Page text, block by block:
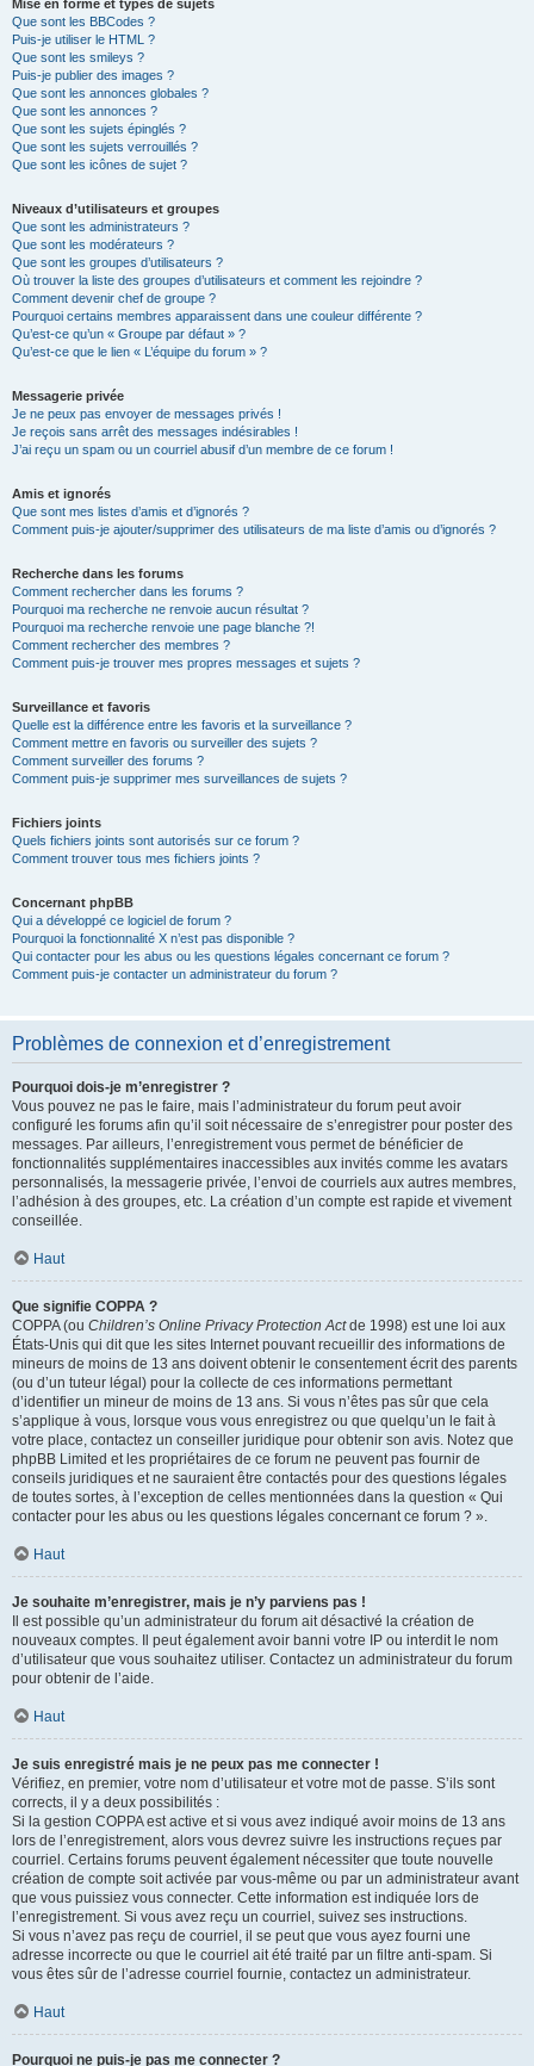
Mise en forme et types de sujets
Que sont les BBCodes ?
Puis-je utiliser le HTML ?
Que sont les smileys ?
Puis-je publier des images ?
Que sont les annonces globales ?
Que sont les annonces ?
Que sont les sujets épinglés ?
Que sont les sujets verrouillés ?
Que sont les icônes de sujet ?
Niveaux d’utilisateurs et groupes
Que sont les administrateurs ?
Que sont les modérateurs ?
Que sont les groupes d’utilisateurs ?
Où trouver la liste des groupes d’utilisateurs et comment les rejoindre ?
Comment devenir chef de groupe ?
Pourquoi certains membres apparaissent dans une couleur différente ?
Qu’est-ce qu’un « Groupe par défaut » ?
Qu’est-ce que le lien « L’équipe du forum » ?
Messagerie privée
Je ne peux pas envoyer de messages privés !
Je reçois sans arrêt des messages indésirables !
J’ai reçu un spam ou un courriel abusif d’un membre de ce forum !
Amis et ignorés
Que sont mes listes d’amis et d’ignorés ?
Comment puis-je ajouter/supprimer des utilisateurs de ma liste d’amis ou d’ignorés ?
Recherche dans les forums
Comment rechercher dans les forums ?
Pourquoi ma recherche ne renvoie aucun résultat ?
Pourquoi ma recherche renvoie une page blanche ?!
Comment rechercher des membres ?
Comment puis-je trouver mes propres messages et sujets ?
Surveillance et favoris
Quelle est la différence entre les favoris et la surveillance ?
Comment mettre en favoris ou surveiller des sujets ?
Comment surveiller des forums ?
Comment puis-je supprimer mes surveillances de sujets ?
Fichiers joints
Quels fichiers joints sont autorisés sur ce forum ?
Comment trouver tous mes fichiers joints ?
Concernant phpBB
Qui a développé ce logiciel de forum ?
Pourquoi la fonctionnalité X n’est pas disponible ?
Qui contacter pour les abus ou les questions légales concernant ce forum ?
Comment puis-je contacter un administrateur du forum ?
Problèmes de connexion et d’enregistrement
Pourquoi dois-je m’enregistrer ?
Vous pouvez ne pas le faire, mais l’administrateur du forum peut avoir
configuré les forums afin qu’il soit nécessaire de s’enregistrer pour poster des
messages. Par ailleurs, l’enregistrement vous permet de bénéficier de
fonctionnalités supplémentaires inaccessibles aux invités comme les avatars
personnalisés, la messagerie privée, l’envoi de courriels aux autres membres,
l’adhésion à des groupes, etc. La création d’un compte est rapide et vivement
conseillée.
Haut
Que signifie COPPA ?
COPPA (ou Children’s Online Privacy Protection Actde 1998) est une loi aux
États-Unis qui dit que les sites Internet pouvant recueillir des informations de
mineurs de moins de 13 ans doivent obtenir le consentement écrit des parents
(ou d’un tuteur légal) pour la collecte de ces informations permettant
d’identifier un mineur de moins de 13 ans. Si vous n’êtes pas sûr que cela
s’applique à vous, lorsque vous vous enregistrez ou que quelqu’un le fait à
votre place, contactez un conseiller juridique pour obtenir son avis. Notez que
phpBB Limited et les propriétaires de ce forum ne peuvent pas fournir de
conseils juridiques et ne sauraient être contactés pour des questions légales
de toutes sortes, à l’exception de celles mentionnées dans la question « Qui
contacter pour les abus ou les questions légales concernant ce forum ? ».
Haut
Je souhaite m’enregistrer, mais je n’y parviens pas !
Il est possible qu’un administrateur du forum ait désactivé la création de
nouveaux comptes. Il peut également avoir banni votre IP ou interdit le nom
d’utilisateur que vous souhaitez utiliser. Contactez un administrateur du forum
pour obtenir de l’aide.
Haut
Je suis enregistré mais je ne peux pas me connecter !
Vérifiez, en premier, votre nom d’utilisateur et votre mot de passe. S’ils sont
corrects, il y a deux possibilités :
Si la gestion COPPA est active et si vous avez indiqué avoir moins de 13 ans
lors de l’enregistrement, alors vous devrez suivre les instructions reçues par
courriel. Certains forums peuvent également nécessiter que toute nouvelle
création de compte soit activée par vous-même ou par un administrateur avant
que vous puissiez vous connecter. Cette information est indiquée lors de
l’enregistrement. Si vous avez reçu un courriel, suivez ses instructions.
Si vous n’avez pas reçu de courriel, il se peut que vous ayez fourni une
adresse incorrecte ou que le courriel ait été traité par un filtre anti-spam. Si
vous êtes sûr de l’adresse courriel fournie, contactez un administrateur.
Haut
Pourquoi ne puis-je pas me connecter ?